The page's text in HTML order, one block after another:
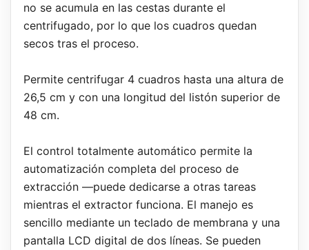
no se acumula en las cestas durante el
centrifugado, por lo que los cuadros quedan
secos tras el proceso.
Permite centrifugar 4 cuadros hasta una altura de
26,5 cm y con una longitud del listón superior de
48 cm.
El control totalmente automático permite la
automatización completa del proceso de
extracción —puede dedicarse a otras tareas
mientras el extractor funciona. El manejo es
sencillo mediante un teclado de membrana y una
pantalla LCD digital de dos líneas. Se pueden